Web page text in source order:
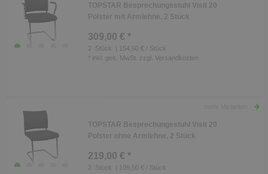
TOPSTAR Besprechungsstuhl Visit 20
Polster mit Armlehne, 2 Stück
309,00 € *
2 Stück
| 154,50 € / Stück
* inkl. ges. MwSt. zzgl. Versandkosten
TOPSTAR Besprechungsstuhl Visit 20
Polster ohne Armlehne, 2 Stück
219,00 € *
2 Stück
| 109,50 € / Stück